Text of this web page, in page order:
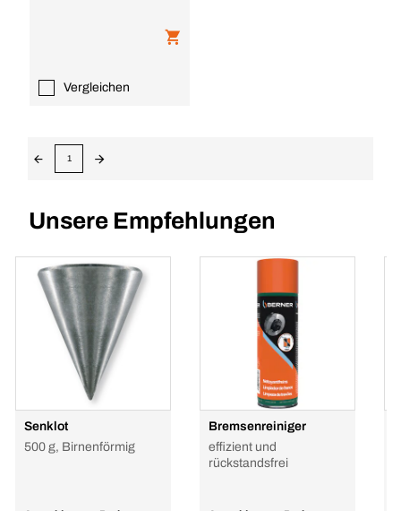
Vergleichen
1
Unsere Empfehlungen
Senklot
500 g, Birnenförmig
Bremsenreiniger
effizient und
rückstandsfrei